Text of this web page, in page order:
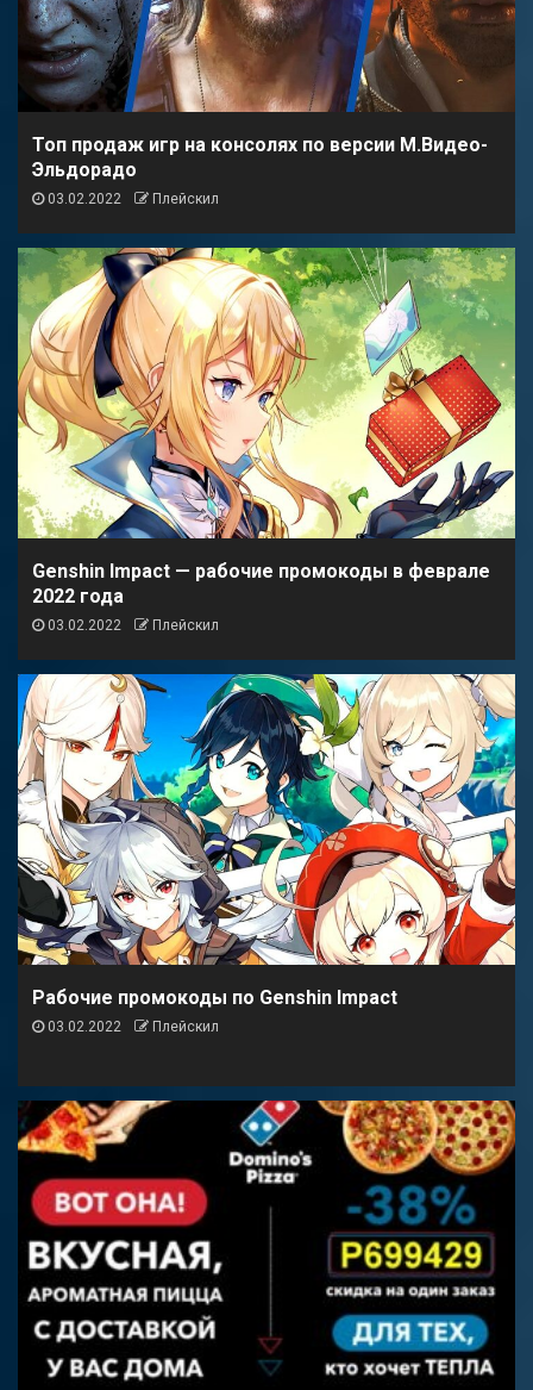
Топ продаж игр на консолях по версии М.Видео-
Эльдорадо
03.02.2022 Плейскил
Genshin Impact — рабочие промокоды в феврале
2022 года
03.02.2022 Плейскил
Рабочие промокоды по Genshin Impact
03.02.2022 Плейскил